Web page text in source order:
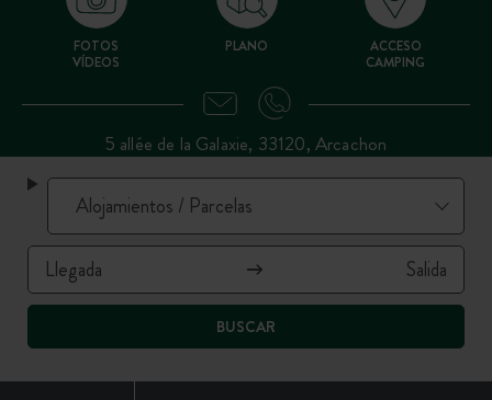
BUSCAR
FOTOS
VÍDEOS
PLANO
ACCESO
CAMPING
5 allée de la Galaxie, 33120, Arcachon